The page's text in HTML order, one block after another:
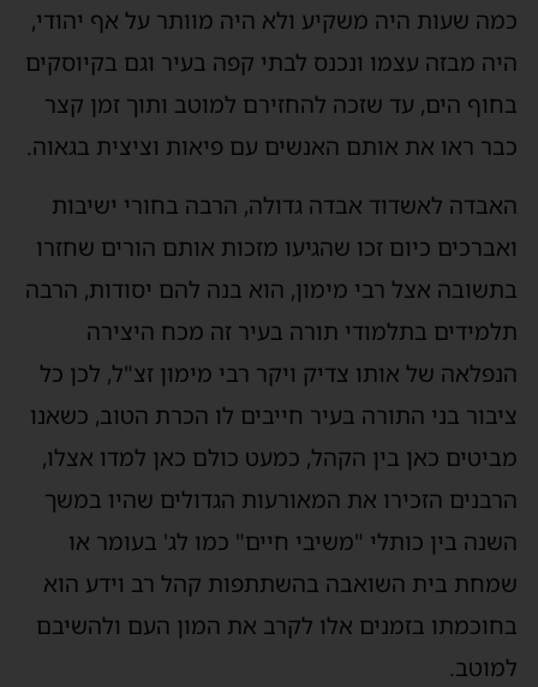
כמה שעות היה משקיע ולא היה מוותר על אף יהודי,
היה מבזה עצמו ונכנס לבתי קפה בעיר וגם בקיוסקים
בחוף הים, עד שזכה להחזירם למוטב ותוך זמן קצר
כבר ראו את אותם האנשים עם פיאות וציצית בגאוה.
האבדה לאשדוד אבדה גדולה, הרבה בחורי ישיבות
ואברכים כיום זכו שהגיעו מזכות אותם הורים שחזרו
בתשובה אצל רבי מימון, הוא בנה להם יסודות, הרבה
תלמידים בתלמודי תורה בעיר זה מכח היצירה
הנפלאה של אותו צדיק ויקר רבי מימון זצ"ל, לכן כל
ציבור בני התורה בעיר חייבים לו הכרת הטוב, כשאנו
מביטים כאן בין הקהל, כמעט כולם כאן למדו אצלו,
הרבנים הזכירו את המאורעות הגדולים שהיו במשך
השנה בין כותלי "משיבי חיים" כמו לג' בעומר או
שמחת בית השואבה בהשתתפות קהל רב וידע הוא
בחוכמתו בזמנים אלו לקרב את המון העם ולהשיבם
למוטב.